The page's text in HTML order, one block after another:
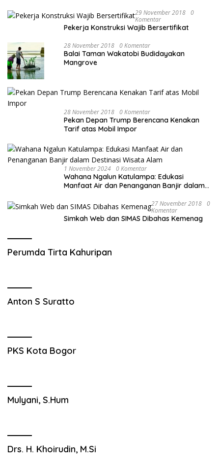
29 November 2018 0
Komentar
Pekerja Konstruksi Wajib Bersertifikat
28 November 2018 0 Komentar
Balai Taman Wakatobi Budidayakan
Mangrove
28 November 2018 0 Komentar
Pekan Depan Trump Berencana Kenakan
Tarif atas Mobil Impor
1 November 2024 0 Komentar
Wahana Ngalun Katulampa: Edukasi
Manfaat Air dan Penanganan Banjir dalam
27 November 2018 0
Komentar
Simkah Web dan SIMAS Dibahas Kemenag
Perumda Tirta Kahuripan
Anton S Suratto
PKS Kota Bogor
Mulyani, S.Hum
Drs. H. Khoirudin, M.Si